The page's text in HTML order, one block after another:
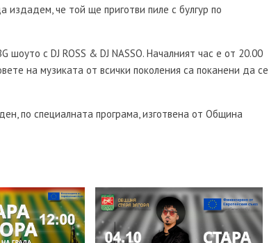
че той ще приготви пиле с булгур по
с DJ ROSS & DJ NASSO. Началният час е от 20.00
на музиката от всички поколения са поканени да се
по специалната програма, изготвена от Община